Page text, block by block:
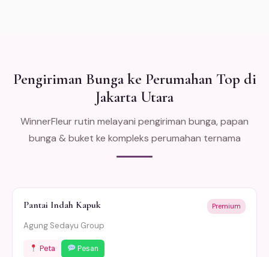
Pengiriman Bunga ke Perumahan Top di
Jakarta Utara
WinnerFleur rutin melayani pengiriman bunga, papan
bunga & buket ke kompleks perumahan ternama
Pantai Indah Kapuk Premium
Agung Sedayu Group
Peta Pesan